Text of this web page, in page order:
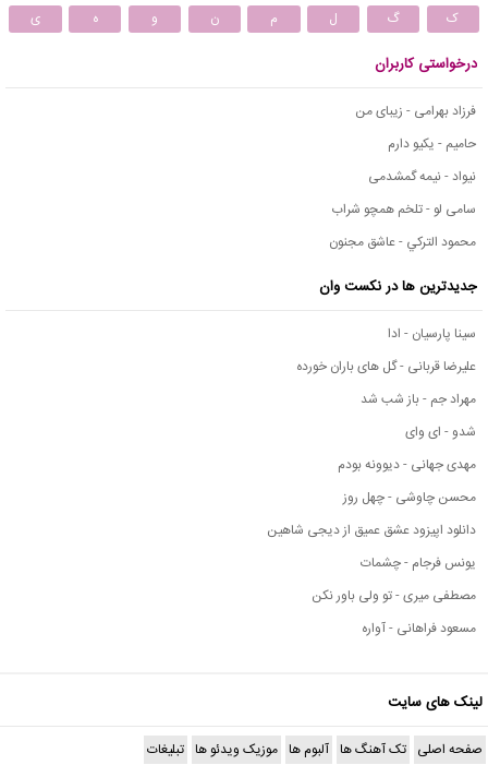
ک
گ ل م ن و ه ی
درخواستی کاربران
فرزاد بهرامی - زیبای من
حامیم - یکیو دارم
نیواد - نیمه گمشدمی
سامی لو - تلخم همچو شراب
محمود التركي - عاشق مجنون
جدیدترین ها در نکست وان
سینا پارسیان - ادا
علیرضا قربانی - گل های باران خورده
مهراد جم - باز شب شد
شدو - ای وای
مهدی جهانی - دیوونه بودم
محسن چاوشی - چهل روز
دانلود اپیزود عشق عمیق از دیجی شاهین
یونس فرجام - چشمات
مصطفی میری - تو ولی باور نکن
مسعود فراهانی - آواره
لینک های سایت
صفحه اصلی تک آهنگ ها آلبوم ها موزیک ویدئو ها تبلیغات